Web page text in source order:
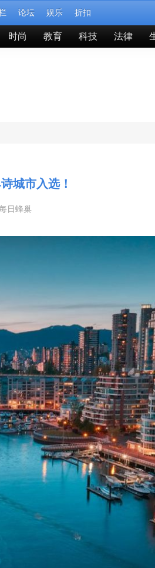
论坛 娱乐 折扣
时尚 教育 科技 法律
城市入选！
日蜂巢